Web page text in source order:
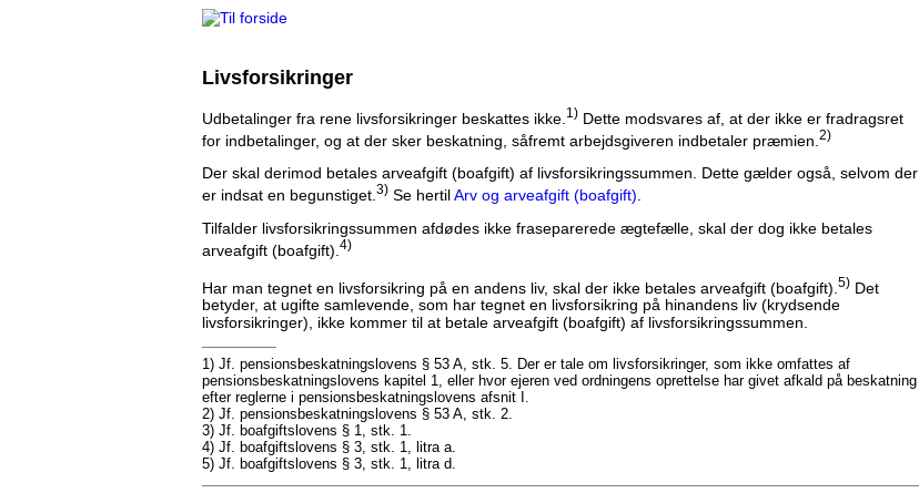
Livsforsikringer
Udbetalinger fra rene livsforsikringer beskattes ikke. 1) Dette modsvares af, at der ikke er fradragsret
for indbetalinger, og at der sker beskatning, såfremt arbejdsgiveren indbetaler præmien. 2)
Der skal derimod betales arveafgift (boafgift) af livsforsikringssummen. Dette gælder også, selvom der
er indsat en begunstiget. 3) Se hertilArv og arveafgift (boafgift)
Tilfalder livsforsikringssummen afdødes ikke fraseparerede ægtefælle, skal der dog ikke betales
arveafgift (boafgift). 4)
Har man tegnet en livsforsikring på en andens liv, skal der ikke betales arveafgift (boafgift). 5) Det
betyder, at ugifte samlevende, som har tegnet en livsforsikring på hinandens liv (krydsende
livsforsikringer), ikke kommer til at betale arveafgift (boafgift) af livsforsikringssummen.
1) Jf. pensionsbeskatningslovens § 53 A, stk. 5. Der er tale om livsforsikringer, som ikke omfattes af
pensionsbeskatningslovens kapitel 1, eller hvor ejeren ved ordningens oprettelse har givet afkald på beskatning
efter reglerne i pensionsbeskatningslovens afsnit I.
2) Jf. pensionsbeskatningslovens § 53 A, stk. 2.
3) Jf. boafgiftslovens § 1, stk. 1.
4) Jf. boafgiftslovens § 3, stk. 1, litra a.
5) Jf. boafgiftslovens § 3, stk. 1, litra d.